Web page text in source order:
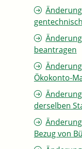
beantragen
Ökokonto-
derselben
Bezug von